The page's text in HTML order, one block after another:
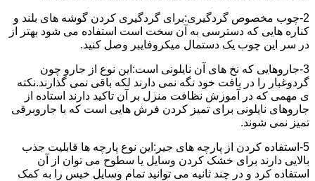
2-چوب مخصوص گردگیری:برای گردگیری کردن گوشه های بلند و
کناره هایی که دسترسی به آن سخت است استفاده می شود بهتر از
در سر این چوب یک دستمال میکروفایبر وصل کنید.
3-جاروهایی که نخ های آن نایلونی است:این نوع از جارو چون
گردوغبار را در بافت خود نگه نمی دارند لکه باقی نمی گذارند.نکته
ی مهمی که در آموزش نظافت منزل بر آن تاکید دارند استاده از
جاروهای نایلونی برای تمیز کردن فرش هایی است که با جاروبرقی
تمیز نمی شوند.
5-استفاده کردن از پارچه های جیر:این نوع پارچه ها قابلیت جذب
بالایی دارند برای خشک کردن وسایل یا سطوح می توان از آن
استفاده کرد و در چند ثانیه می توانید تمام وسایل خیس را به کمک